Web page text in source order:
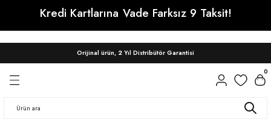
Kredi Kartlarına Vade Farksız 9 Taksit!
Orijinal ürün, 2 Yıl Distribütör Garantisi
Geri Dön
CITIZEN
SEIKO
Geri Dön
SEIKO
Geri Dön
CITIZEN
WAINER
0